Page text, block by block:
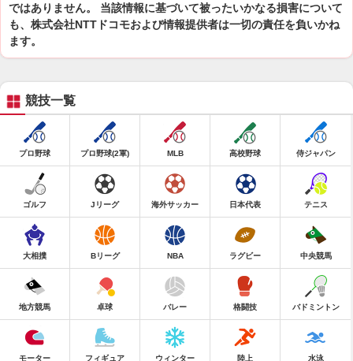
ではありません。 当該情報に基づいて被ったいかなる損害について
も、株式会社NTTドコモおよび情報提供者は一切の責任を負いかね
ます。
競技一覧
プロ野球 プロ野球(2軍) MLB 高校野球 侍ジャパン
ゴルフ Jリーグ 海外サッカー 日本代表 テニス
大相撲 Bリーグ NBA ラグビー 中央競馬
地方競馬 卓球 バレー 格闘技 バドミントン
モーター フィギュア ウィンター 陸上 水泳